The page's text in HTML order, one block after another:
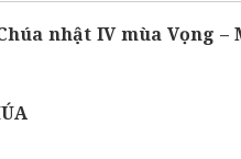
nhật IV mùa Vọng –